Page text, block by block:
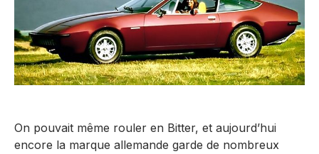
On pouvait même rouler en Bitter, et aujourd’hui
encore la marque allemande garde de nombreux